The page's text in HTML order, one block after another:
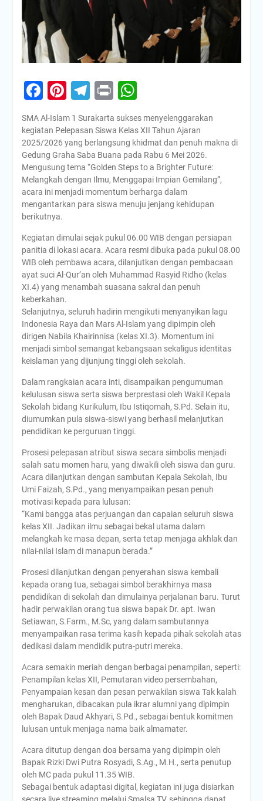
Facebook
Pinterest
Telegram
PrintWhatsApp
SMA Al-Islam 1 Surakarta sukses menyelenggarakan
kegiatan Pelepasan Siswa Kelas XII Tahun Ajaran
2025/2026 yang berlangsung khidmat dan penuh makna di
Gedung Graha Saba Buana pada Rabu 6 Mei 2026.
Mengusung tema “Golden Steps to a Brighter Future:
Melangkah dengan Ilmu, Menggapai Impian Gemilang”,
acara ini menjadi momentum berharga dalam
mengantarkan para siswa menuju jenjang kehidupan
berikutnya.
Kegiatan dimulai sejak pukul 06.00 WIB dengan persiapan
panitia di lokasi acara. Acara resmi dibuka pada pukul 08.00
WIB oleh pembawa acara, dilanjutkan dengan pembacaan
ayat suci Al-Qur’an oleh Muhammad Rasyid Ridho (kelas
XI.4) yang menambah suasana sakral dan penuh
keberkahan.
Selanjutnya, seluruh hadirin mengikuti menyanyikan lagu
Indonesia Raya dan Mars Al-Islam yang dipimpin oleh
dirigen Nabila Khairinnisa (kelas XI.3). Momentum ini
menjadi simbol semangat kebangsaan sekaligus identitas
keislaman yang dijunjung tinggi oleh sekolah.
Dalam rangkaian acara inti, disampaikan pengumuman
kelulusan siswa serta siswa berprestasi oleh Wakil Kepala
Sekolah bidang Kurikulum, Ibu Istiqomah, S.Pd. Selain itu,
diumumkan pula siswa-siswi yang berhasil melanjutkan
pendidikan ke perguruan tinggi.
Prosesi pelepasan atribut siswa secara simbolis menjadi
salah satu momen haru, yang diwakili oleh siswa dan guru.
Acara dilanjutkan dengan sambutan Kepala Sekolah, Ibu
Umi Faizah, S.Pd., yang menyampaikan pesan penuh
motivasi kepada para lulusan:
“Kami bangga atas perjuangan dan capaian seluruh siswa
kelas XII. Jadikan ilmu sebagai bekal utama dalam
melangkah ke masa depan, serta tetap menjaga akhlak dan
nilai-nilai Islam di manapun berada.”
Prosesi dilanjutkan dengan penyerahan siswa kembali
kepada orang tua, sebagai simbol berakhirnya masa
pendidikan di sekolah dan dimulainya perjalanan baru. Turut
hadir perwakilan orang tua siswa bapak Dr. apt. Iwan
Setiawan, S.Farm., M.Sc, yang dalam sambutannya
menyampaikan rasa terima kasih kepada pihak sekolah atas
dedikasi dalam mendidik putra-putri mereka.
Acara semakin meriah dengan berbagai penampilan, seperti:
Penampilan kelas XII, Pemutaran video persembahan,
Penyampaian kesan dan pesan perwakilan siswa Tak kalah
mengharukan, dibacakan pula ikrar alumni yang dipimpin
oleh Bapak Daud Akhyari, S.Pd., sebagai bentuk komitmen
lulusan untuk menjaga nama baik almamater.
Acara ditutup dengan doa bersama yang dipimpin oleh
Bapak Rizki Dwi Putra Rosyadi, S.Ag., M.H., serta penutup
oleh MC pada pukul 11.35 WIB.
Sebagai bentuk adaptasi digital, kegiatan ini juga disiarkan
secara live streaming melalui Smalsa TV, sehingga dapat